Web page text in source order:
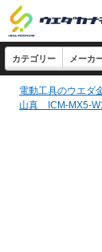
電動工具のウエダ
山真 ICM-MX5-